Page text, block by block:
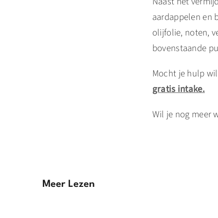
aardappelen en
olijfolie, noten,
bovenstaande
Mocht je hulp
gratis intake.
Wil je nog meer
Meer Lezen